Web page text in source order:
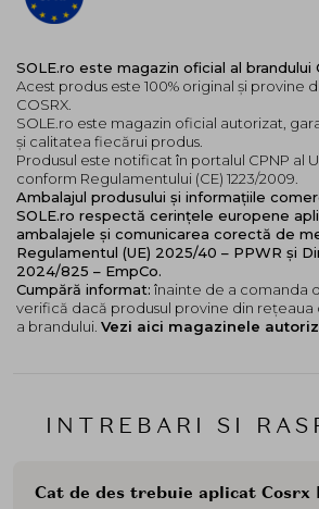
INTREBARI SI
Cat de des trebuie aplicat Cosrx
SOLE.ro este magazin oficial al brandului
Acest produs este 100% original și provine
COSRX.
SOLE.ro este magazin oficial autorizat,
și calitatea fiecărui produs.
Produsul este notificat în portalul CPNP al
conform Regulamentului (CE) 1223/2009.
Ambalajul produsului și informațiile
SOLE.ro respectă cerințele europene
ambalajele și comunicarea corectă de
Regulamentul (UE) 2025/40 – PPWR și
2024/825 – EmpCo.
Cumpără informat: înainte de a comanda
verifică dacă produsul provine din
a brandului. Vezi aici magazinele